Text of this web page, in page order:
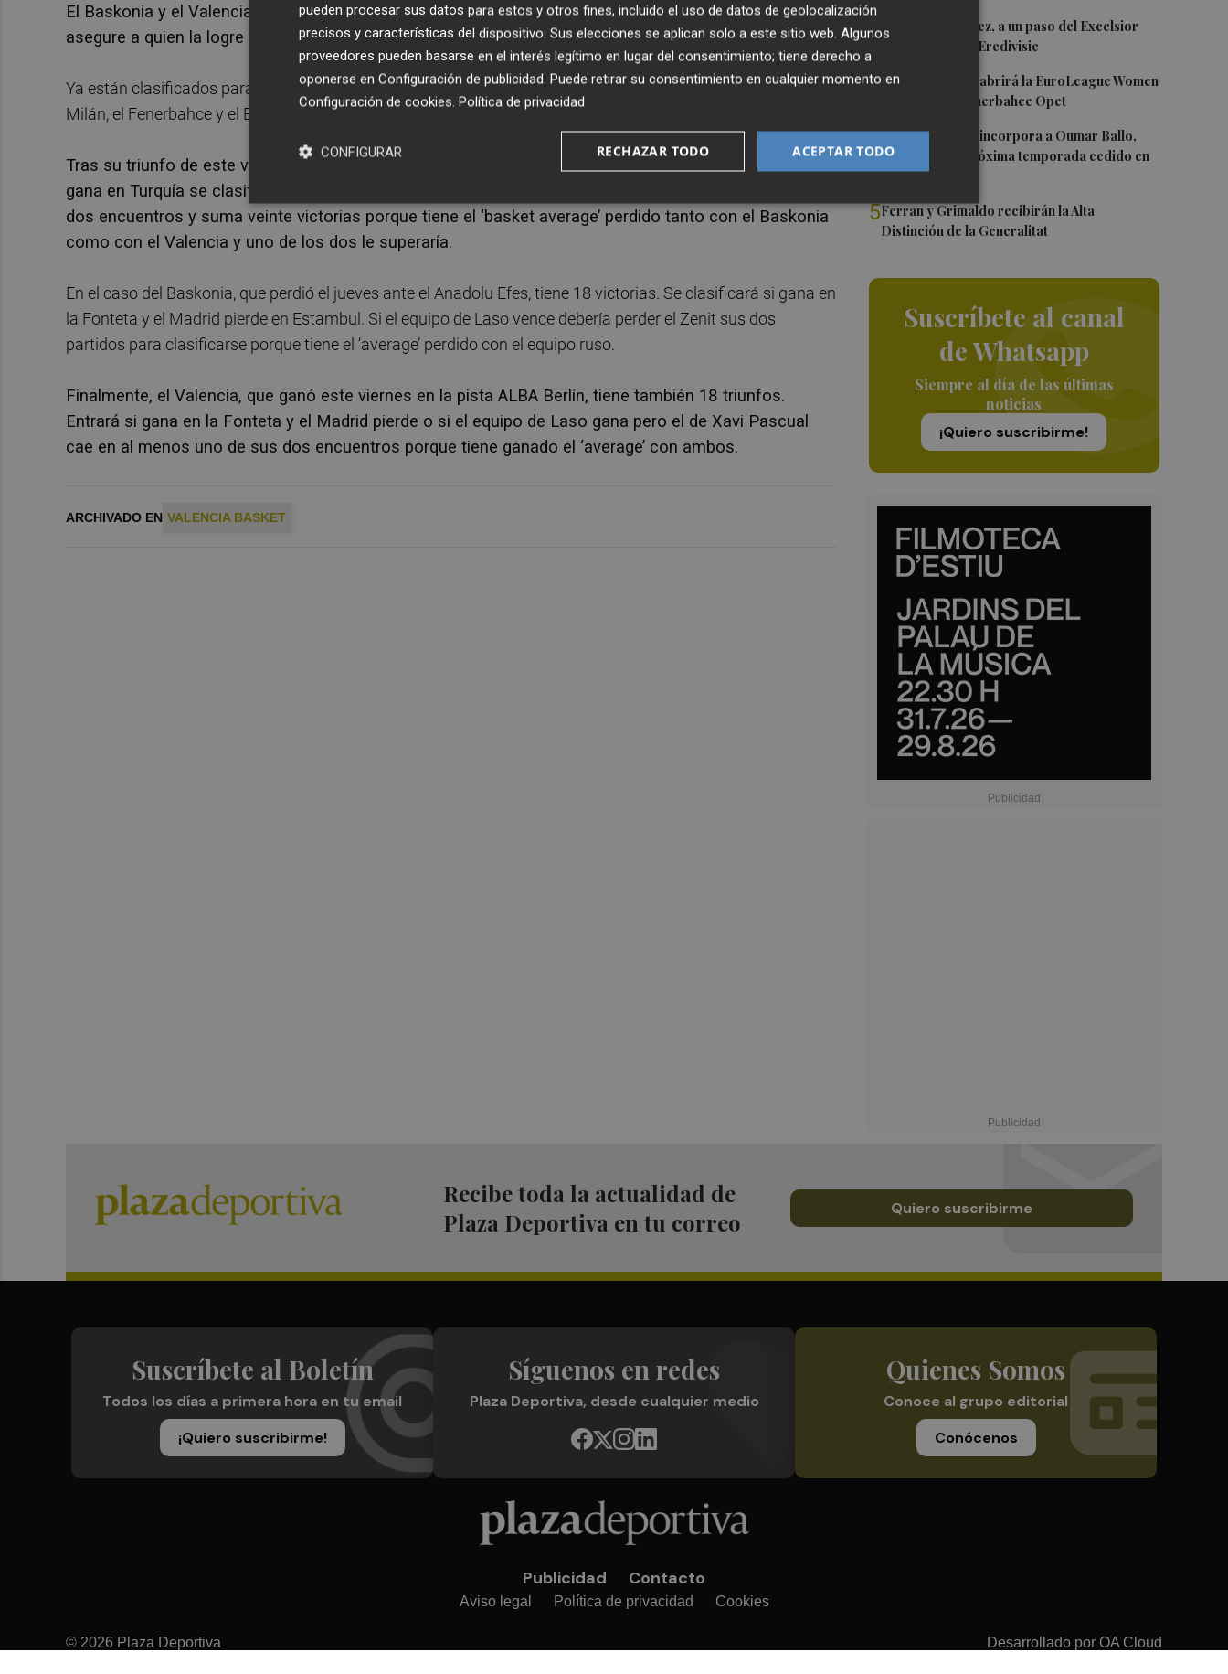
2Mario Domínguez, a un paso del Excelsior
Róterdam de la Eredivisie
3 Valencia Basket abrirá la EuroLeague Women
en casa ante Fenerbahce Opet
4Valencia Basket incorpora a Oumar Ballo,
que jugará la próxima temporada cedido en
Galatasaray
5Ferran y Grimaldo recibirán la Alta
Distinción de la Generalitat
Suscríbete al canal
de Whatsapp
Siempre al día de las últimas
noticias
¡Quiero suscribirme!
El Baskonia y el Valencia se medirán en la Fonteta en un duelo directo pero lo harán sin que la victoria
asegure a quien la logre acabar entre los ocho primeros de la competición.
Ya están clasificados para esos cuartos de final el Barcelona, el CSKA de Moscú, el Anadolu Efes, el Armani
Milán, el Fenerbahce y el Bayern de Múnich.
Tras su triunfo de este viernes ante el Olympiacos, el Madrid es séptimo y acumula 19 triunfos. Si
gana en Turquía se clasificará y si pierde se quedará fuera si el Zenit, que tiene 18 victorias, gana sus
dos encuentros y suma veinte victorias porque tiene el ‘basket average’ perdido tanto con el Baskonia
como con el Valencia y uno de los dos le superaría.
En el caso del Baskonia, que perdió el jueves ante el Anadolu Efes, tiene 18 victorias. Se clasificará si gana en
la Fonteta y el Madrid pierde en Estambul. Si el equipo de Laso vence debería perder el Zenit sus dos
partidos para clasificarse porque tiene el ‘average’ perdido con el equipo ruso.
Finalmente, el Valencia, que ganó este viernes en la pista ALBA Berlín, tiene también 18 triunfos.
Entrará si gana en la Fonteta y el Madrid pierde o si el equipo de Laso gana pero el de Xavi Pascual
cae en al menos uno de sus dos encuentros porque tiene ganado el ‘average’ con ambos.
ARCHIVADO EN VALENCIA BASKET
Recibe toda la actualidad de
Plaza Deportiva en tu correo
Quiero suscribirme
Suscríbete al Boletín
Todos los días a primera hora en tu email
¡Quiero suscribirme!
Síguenos en redes
Plaza Deportiva, desde cualquier medio
Quienes Somos
Conoce al grupo editorial
Conócenos
Publicidad Contacto
Aviso legal Política de privacidad Cookies
© 2026 Plaza Deportiva Desarrollado por OA Cloud
pueden procesar sus datos para estos y otros fines, incluido el uso de datos de geolocalización
precisos y características del dispositivo. Sus elecciones se aplican solo a este sitio web. Algunos
proveedores pueden basarse en el interés legítimo en lugar del consentimiento; tiene derecho a
oponerse en Configuración de publicidad. Puede retirar su consentimiento en cualquier momento en
Configuración de cookies. Política de privacidad
ACEPTAR TODO
RECHAZAR TODO
CONFIGURAR